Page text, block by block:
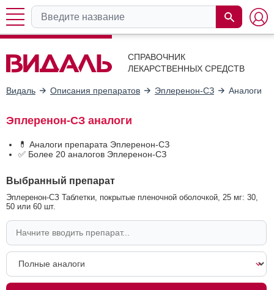
СПРАВОЧНИК
ЛЕКАРСТВЕННЫХ СРЕДСТВ
Видаль Описания препаратов Эплеренон-СЗ Аналоги
Эплеренон-СЗ аналоги
💊 Аналоги препарата Эплеренон-СЗ
✅ Более 20 аналогов Эплеренон-СЗ
Выбранный препарат
Эплеренон-СЗ Таблетки, покрытые пленочной оболочкой, 25 мг: 30,
50 или 60 шт.